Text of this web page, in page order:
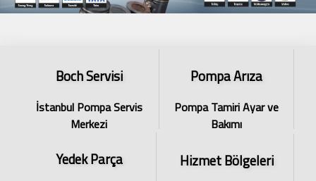
Boch Servisi
İstanbul Pompa Servis
Merkezi
Pompa Arıza
Pompa Tamiri Ayar ve
Bakımı
Yedek Parça Hizmet Bölgeleri